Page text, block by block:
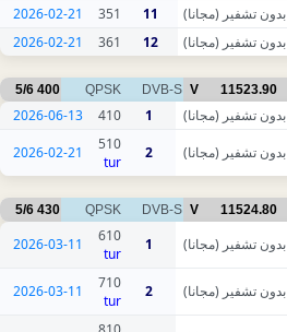
بدون تشفير (مجانا) 11
351
2026-02-21
بدون تشفير (مجانا) 12
361
2026-02-21
11523.90
V
DVB-S
QPSK
400
5/6
بدون تشفير (مجانا) 1
410
2026-06-13
بدون تشفير (مجانا) 2
510
tur
2026-02-21
11524.80
V
DVB-S
QPSK
430
5/6
بدون تشفير (مجانا) 1
610
tur
2026-03-11
بدون تشفير (مجانا) 2
710
tur
2026-03-11